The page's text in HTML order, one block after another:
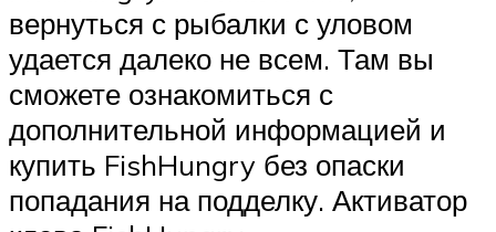
вернуться с рыбалки с уловом
удается далеко не всем. Там вы
сможете ознакомиться с
дополнительной информацией и
купить FishHungry без опаски
попадания на подделку. Активатор